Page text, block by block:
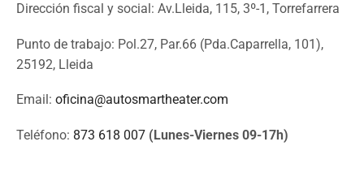
Dirección fiscal y social: Av.Lleida, 115, 3º-1, Torrefarrera
Punto de trabajo: Pol.27, Par.66 (Pda.Caparrella, 101),
25192, Lleida
Email: oficina@autosmartheater.com
Teléfono: 873 618 007 (Lunes-Viernes 09-17h)